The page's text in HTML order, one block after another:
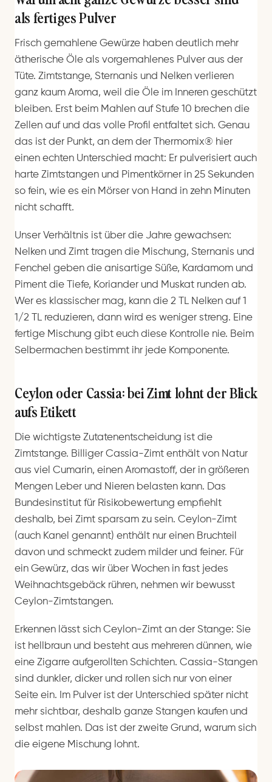
als fertiges Pulver
Frisch gemahlene Gewürze haben deutlich mehr
ätherische Öle als vorgemahlenes Pulver aus der
Tüte. Zimtstange, Sternanis und Nelken verlieren
ganz kaum Aroma, weil die Öle im Inneren geschützt
bleiben. Erst beim Mahlen auf Stufe 10 brechen die
Zellen auf und das volle Profil entfaltet sich. Genau
das ist der Punkt, an dem der Thermomix® hier
einen echten Unterschied macht: Er pulverisiert auch
harte Zimtstangen und Pimentkörner in 25 Sekunden
so fein, wie es ein Mörser von Hand in zehn Minuten
nicht schafft.
Unser Verhältnis ist über die Jahre gewachsen:
Nelken und Zimt tragen die Mischung, Sternanis und
Fenchel geben die anisartige Süße, Kardamom und
Piment die Tiefe, Koriander und Muskat runden ab.
Wer es klassischer mag, kann die 2 TL Nelken auf 1
1/2 TL reduzieren, dann wird es weniger streng. Eine
fertige Mischung gibt euch diese Kontrolle nie. Beim
Selbermachen bestimmt ihr jede Komponente.
Ceylon oder Cassia: bei Zimt lohnt der Blick
aufs Etikett
Die wichtigste Zutatenentscheidung ist die
Zimtstange. Billiger Cassia-Zimt enthält von Natur
aus viel Cumarin, einen Aromastoff, der in größeren
Mengen Leber und Nieren belasten kann. Das
Bundesinstitut für Risikobewertung empfiehlt
deshalb, bei Zimt sparsam zu sein. Ceylon-Zimt
(auch Kanel genannt) enthält nur einen Bruchteil
davon und schmeckt zudem milder und feiner. Für
ein Gewürz, das wir über Wochen in fast jedes
Weihnachtsgebäck rühren, nehmen wir bewusst
Ceylon-Zimtstangen.
Erkennen lässt sich Ceylon-Zimt an der Stange: Sie
ist hellbraun und besteht aus mehreren dünnen, wie
eine Zigarre aufgerollten Schichten. Cassia-Stangen
sind dunkler, dicker und rollen sich nur von einer
Seite ein. Im Pulver ist der Unterschied später nicht
mehr sichtbar, deshalb ganze Stangen kaufen und
selbst mahlen. Das ist der zweite Grund, warum sich
die eigene Mischung lohnt.